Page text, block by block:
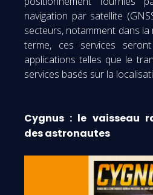
navigation par satellite
secteurs, notamment dans la
terme, ces services
applications telles que le
services basés sur la
Cygnus : le vaisseau
des astronautes